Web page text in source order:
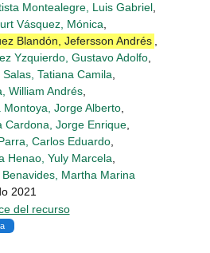
Montealegre, Luis Gabriel,
Vásquez, Mónica,
Blandón, Jefersson Andrés ,
Yzquierdo, Gustavo Adolfo,
Salas, Tatiana Camila,
William Andrés,
Montoya, Jorge Alberto,
Cardona, Jorge Enrique,
Carlos Eduardo,
Henao, Yuly Marcela,
Benavides, Martha Marina
2021
del recurso